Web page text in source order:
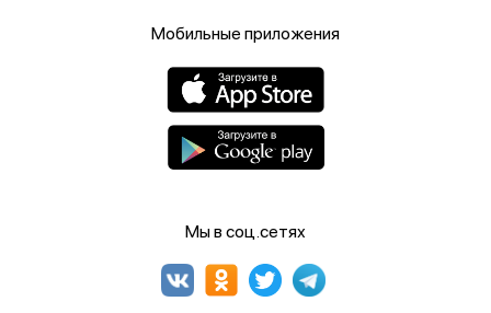
Мобильные приложения
Мы в соц.сетях